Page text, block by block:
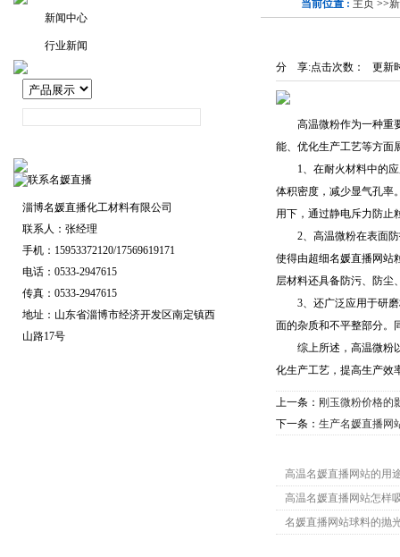
当前位置 : 主页 >>
点击次数： 更新
分 享:
高温微粉作为一种重要
能、优化生产工艺等方面
1、在耐火材料中的应
体积密度，减少显气孔率
用下，通过静电斥力防止
2、高温微粉在表面防
使得由超细名媛直播网站
层材料还具备防污、防尘
3、还广泛应用于研磨
面的杂质和不平整部分。
综上所述，高温微粉以
化生产工艺，提高生产效
上一条： 刚玉微粉价格的
下一条：生产名媛直播网
高温名媛直播网站的用
高温名媛直播网站怎样
名媛直播网站球料的抛
新闻中心
行业新闻
淄博名媛直播化工材料有限公司
联系人：张经理
手机：15953372120/17569619171
电话：0533-2947615
传真：0533-2947615
地址：山东省淄博市经济开发区南定镇西
山路17号